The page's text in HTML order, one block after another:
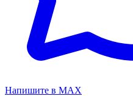
Напишите в MAX